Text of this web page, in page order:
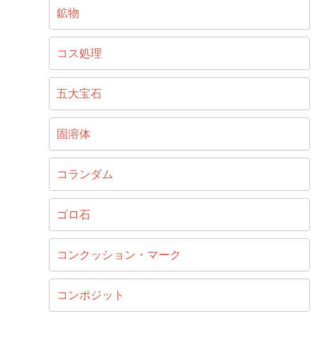
鉱物
コス処理
五大宝石
固溶体
コランダム
ゴロ石
コンクッション・マーク
コンポジット